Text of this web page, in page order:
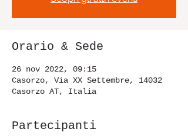
Orario & Sede
26 nov 2022, 09:15
Casorzo, Via XX Settembre, 14032
Casorzo AT, Italia
Partecipanti